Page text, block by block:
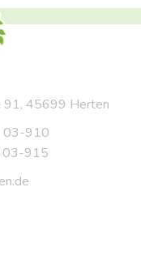
91, 45699 Herten
03-910
03-915